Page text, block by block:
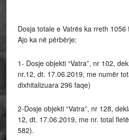
Dosja totale e Vatrës ka rreth
Ajo ka në përbërje:
1- Dosje objekti “Vatra”, nr 102,
nr.12, dt. 17.06.2019, me numër
dixhitalizuara 296 faqe)
2-Dosje objekti “Vatra”, nr 128,
12, dt. 17.06.2019, me nr. total
582).